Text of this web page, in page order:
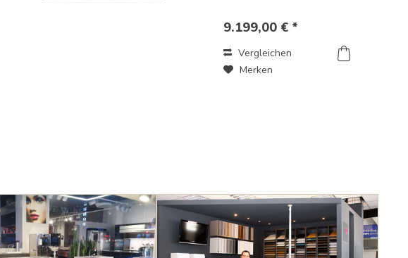
professionelle Kochkunst direkt
in Ihre Küche. Mit intuitiver
Bedienung und...
9.199,00 € *
Vergleichen
Merken